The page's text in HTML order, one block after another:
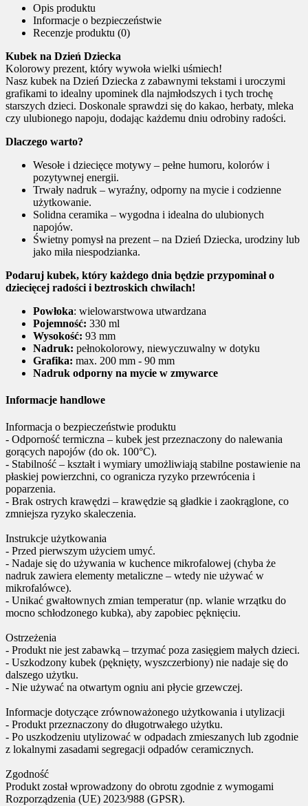
Opis produktu
Informacje o bezpieczeństwie
Recenzje produktu (0)
Kubek na Dzień Dziecka
Kolorowy prezent, który wywoła wielki uśmiech!
Nasz kubek na Dzień Dziecka z zabawnymi tekstami i uroczymi
grafikami to idealny upominek dla najmłodszych i tych trochę
starszych dzieci. Doskonale sprawdzi się do kakao, herbaty, mleka
czy ulubionego napoju, dodając każdemu dniu odrobiny radości.
Dlaczego warto?
Wesołe i dziecięce motywy – pełne humoru, kolorów i
pozytywnej energii.
Trwały nadruk – wyraźny, odporny na mycie i codzienne
użytkowanie.
Solidna ceramika – wygodna i idealna do ulubionych
napojów.
Świetny pomysł na prezent – na Dzień Dziecka, urodziny lub
jako miła niespodzianka.
Podaruj kubek, który każdego dnia będzie przypominał o
dziecięcej radości i beztroskich chwilach!
Powłoka: wielowarstwowa utwardzana
Pojemność: 330 ml
Wysokość: 93 mm
Nadruk: pełnokolorowy, niewyczuwalny w dotyku
Grafika: max. 200 mm - 90 mm
Nadruk odporny na mycie w zmywarce
Informacje handlowe
Informacja o bezpieczeństwie produktu
- Odporność termiczna – kubek jest przeznaczony do nalewania
gorących napojów (do ok. 100°C).
- Stabilność – kształt i wymiary umożliwiają stabilne postawienie na
płaskiej powierzchni, co ogranicza ryzyko przewrócenia i
poparzenia.
- Brak ostrych krawędzi – krawędzie są gładkie i zaokrąglone, co
zmniejsza ryzyko skaleczenia.
Instrukcje użytkowania
- Przed pierwszym użyciem umyć.
- Nadaje się do używania w kuchence mikrofalowej (chyba że
nadruk zawiera elementy metaliczne – wtedy nie używać w
mikrofalówce).
- Unikać gwałtownych zmian temperatur (np. wlanie wrzątku do
mocno schłodzonego kubka), aby zapobiec pęknięciu.
Ostrzeżenia
- Produkt nie jest zabawką – trzymać poza zasięgiem małych dzieci.
- Uszkodzony kubek (pęknięty, wyszczerbiony) nie nadaje się do
dalszego użytku.
- Nie używać na otwartym ogniu ani płycie grzewczej.
Informacje dotyczące zrównoważonego użytkowania i utylizacji
- Produkt przeznaczony do długotrwałego użytku.
- Po uszkodzeniu utylizować w odpadach zmieszanych lub zgodnie
z lokalnymi zasadami segregacji odpadów ceramicznych.
Zgodność
Produkt został wprowadzony do obrotu zgodnie z wymogami
Rozporządzenia (UE) 2023/988 (GPSR).